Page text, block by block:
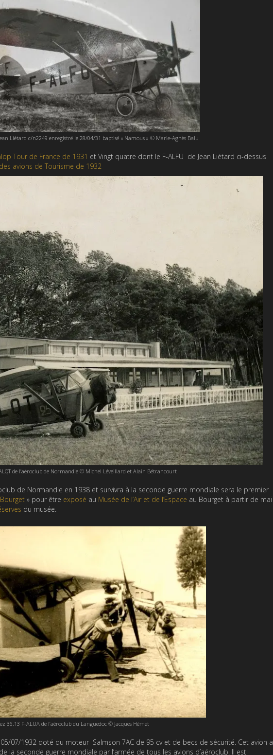
Liétard c/n2249 enregistré le 28/04/31 baptisé « Namous » © Marie-Agnès Balu
Tour de France de 1931 et Vingt quatre dont le F-ALFU de Jean Liétard ci-dessus
avions de Tourisme de 1932
de l’aéroclub de Normandie © Michel Léveillard et Alain Bétrancourt
de Normandie en 1938 et survivra à la seconde guerre mondiale sera le premier
» pour être exposé au Musée de l’Air et de l’Espace au Bourget à partir de mai
du musée.
36.13 F-ALUA de l’aéroclub du Languedoc © Jacques Hémet
07/1932 doté du moteur Salmson 7AC de 95 cv et de becs de sécurité. Cet avion a
la seconde guerre mondiale par l’armée de tous les avions d’aéroclub. Il est